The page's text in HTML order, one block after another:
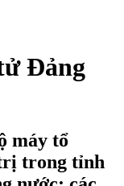
Đảng
máy tổ
trong tỉnh